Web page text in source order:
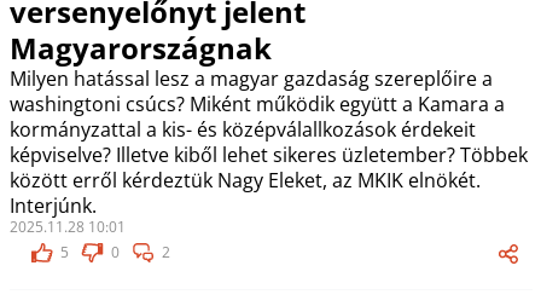
versenyelőnyt jelent
Magyarországnak
Milyen hatással lesz a magyar gazdaság szereplőire a
washingtoni csúcs? Miként működik együtt a Kamara a
kormányzattal a kis- és középválallkozások érdekeit
képviselve? Illetve kiből lehet sikeres üzletember? Többek
között erről kérdeztük Nagy Eleket, az MKIK elnökét.
Interjúnk.
2025.11.28 10:01
5
0 2